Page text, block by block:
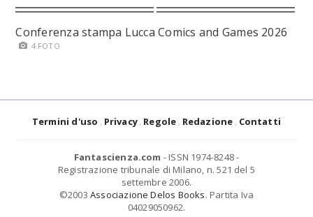
Conferenza stampa Lucca Comics and Games 2026
4 FOTO
Termini d'uso Privacy Regole Redazione Contatti
Fantascienza.com - ISSN 1974-8248 -
Registrazione tribunale di Milano, n. 521 del 5
settembre 2006.
©2003 Associazione Delos Books. Partita Iva
04029050962.